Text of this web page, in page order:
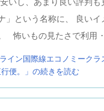
」という名称に、 良いイ
怖いもの見たさで利
イン国際線エコノミークラ
便。」の続きを読む